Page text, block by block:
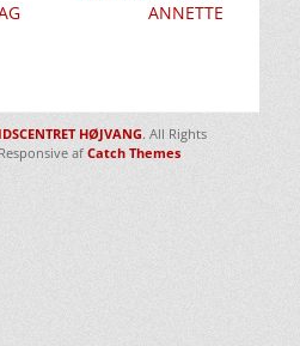
ANNETTE
HØJVANG. All Rights
af Catch Themes